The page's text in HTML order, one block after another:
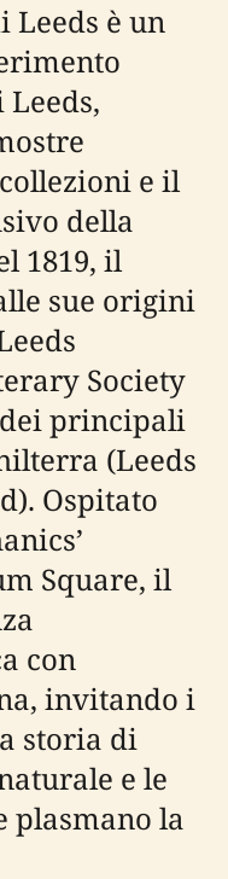
Leeds è un
e il
della
1819, il
sue origini
Society
principali
(Leeds
Ospitato
Square, il
con
invitando i
storia di
e le
plasmano la